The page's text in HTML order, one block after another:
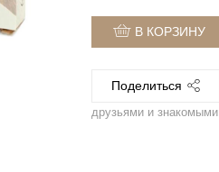
В КОРЗИНУ
Поделиться
друзьями и знакомыми